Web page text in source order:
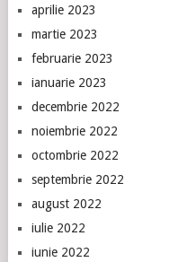
aprilie 2023
martie 2023
februarie 2023
ianuarie 2023
decembrie 2022
noiembrie 2022
octombrie 2022
septembrie 2022
august 2022
iulie 2022
iunie 2022